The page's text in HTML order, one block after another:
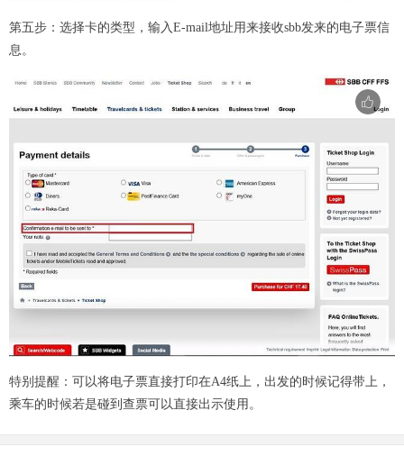
第五步：选择卡的类型，输入E-mail地址用来接收sbb发来的电子票信
息。
特别提醒：可以将电子票直接打印在A4纸上，出发的时候记得带上，
乘车的时候若是碰到查票可以直接出示使用。